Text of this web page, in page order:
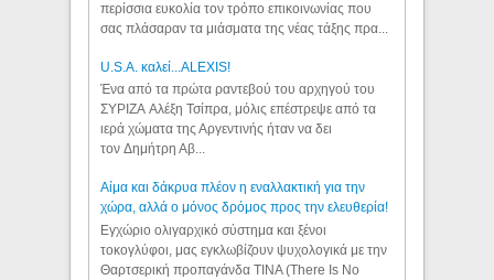
περίσσια ευκολία τον τρόπο επικοινωνίας που
σας πλάσαραν τα μιάσματα της νέας τάξης πρα...
U.S.A. καλεί...ALEXIS!
Ένα από τα πρώτα ραντεβού του αρχηγού του
ΣΥΡΙΖΑ Αλέξη Τσίπρα, μόλις επέστρεψε από τα
ιερά χώματα της Αργεντινής ήταν να δει
τον Δημήτρη Αβ...
Αίμα και δάκρυα πλέον η εναλλακτική για την
χώρα, αλλά ο μόνος δρόμος προς την ελευθερία!
Εγχώριο ολιγαρχικό σύστημα και ξένοι
τοκογλύφοι, μας εγκλωβίζουν ψυχολογικά με την
Θαρτσερική προπαγάνδα TINA (There Is No